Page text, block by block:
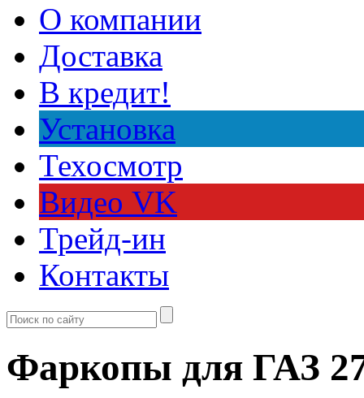
О компании
Доставка
В кредит!
Установка
Техосмотр
Видео VK
Трейд-ин
Контакты
Фаркопы для ГАЗ